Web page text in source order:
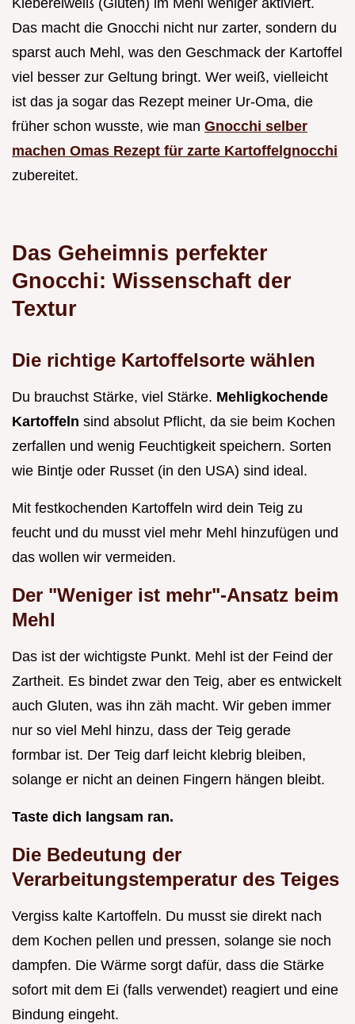
Klebereiweiß (Gluten) im Mehl weniger aktiviert.
Das macht die Gnocchi nicht nur zarter, sondern du
sparst auch Mehl, was den Geschmack der Kartoffel
viel besser zur Geltung bringt. Wer weiß, vielleicht
ist das ja sogar das Rezept meiner Ur-Oma, die
früher schon wusste, wie man Gnocchi selber
machen Omas Rezept für zarte Kartoffelgnocchi
zubereitet.
Das Geheimnis perfekter
Gnocchi: Wissenschaft der
Textur
Die richtige Kartoffelsorte wählen
Du brauchst Stärke, viel Stärke. Mehligkochende
Kartoffeln sind absolut Pflicht, da sie beim Kochen
zerfallen und wenig Feuchtigkeit speichern. Sorten
wie Bintje oder Russet (in den USA) sind ideal.
Mit festkochenden Kartoffeln wird dein Teig zu
feucht und du musst viel mehr Mehl hinzufügen und
das wollen wir vermeiden.
Der "Weniger ist mehr"-Ansatz beim
Mehl
Das ist der wichtigste Punkt. Mehl ist der Feind der
Zartheit. Es bindet zwar den Teig, aber es entwickelt
auch Gluten, was ihn zäh macht. Wir geben immer
nur so viel Mehl hinzu, dass der Teig gerade
formbar ist. Der Teig darf leicht klebrig bleiben,
solange er nicht an deinen Fingern hängen bleibt.
Taste dich langsam ran.
Die Bedeutung der
Verarbeitungstemperatur des Teiges
Vergiss kalte Kartoffeln. Du musst sie direkt nach
dem Kochen pellen und pressen, solange sie noch
dampfen. Die Wärme sorgt dafür, dass die Stärke
sofort mit dem Ei (falls verwendet) reagiert und eine
Bindung eingeht.